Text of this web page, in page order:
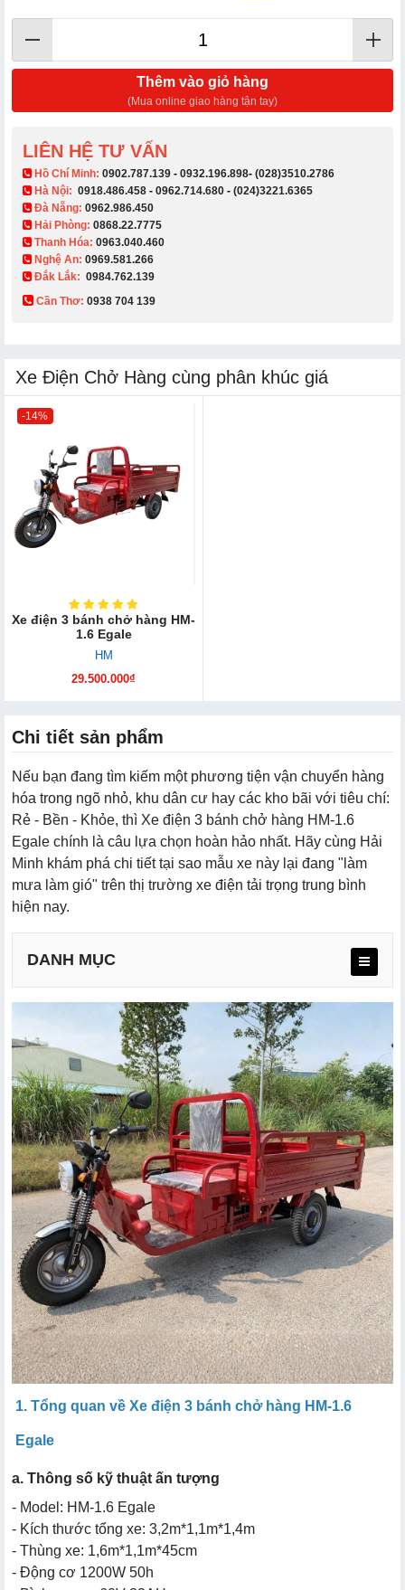
Thêm vào giỏ hàng
(Mua online giao hàng tận tay)
LIÊN HỆ TƯ VẤN
​ Hồ Chí Minh: 0902.787.139 - 0932.196.898- (028)3510.2786
Hà Nội: 0918.486.458 - 0962.714.680 - (024)3221.6365
Đà Nẵng: 0962.986.450
Hải Phòng: 0868.22.7775
Thanh Hóa: 0963.040.460
Nghệ An: 0969.581.266
Đắk Lắk: 0984.762.139
Cần Thơ: 0938 704 139​
Xe Điện Chở Hàng cùng phân khúc giá
-14%
Xe điện 3 bánh chở hàng HM-
1.6 Egale
HM
29.500.000₫
Chi tiết sản phẩm
Nếu bạn đang tìm kiếm một phương tiện vận chuyển hàng
hóa trong ngõ nhỏ, khu dân cư hay các kho bãi với tiêu chí:
Rẻ - Bền - Khỏe, thì Xe điện 3 bánh chở hàng HM-1.6
Egale chính là câu lựa chọn hoàn hảo nhất. Hãy cùng Hải
Minh khám phá chi tiết tại sao mẫu xe này lại đang "làm
mưa làm gió" trên thị trường xe điện tải trọng trung bình
hiện nay.
DANH MỤC
a. Thông số kỹ thuật ấn tượng
b. Phụ kiện và trang bị đi kèm
1. Tổng quan về Xe điện 3 bánh chở hàng HM-1.6
Egale
a. Thông số kỹ thuật ấn tượng
- Model: HM-1.6 Egale
- Kích thước tổng xe: 3,2m*1,1m*1,4m
- Thùng xe: 1,6m*1,1m*45cm
- Động cơ 1200W 50h